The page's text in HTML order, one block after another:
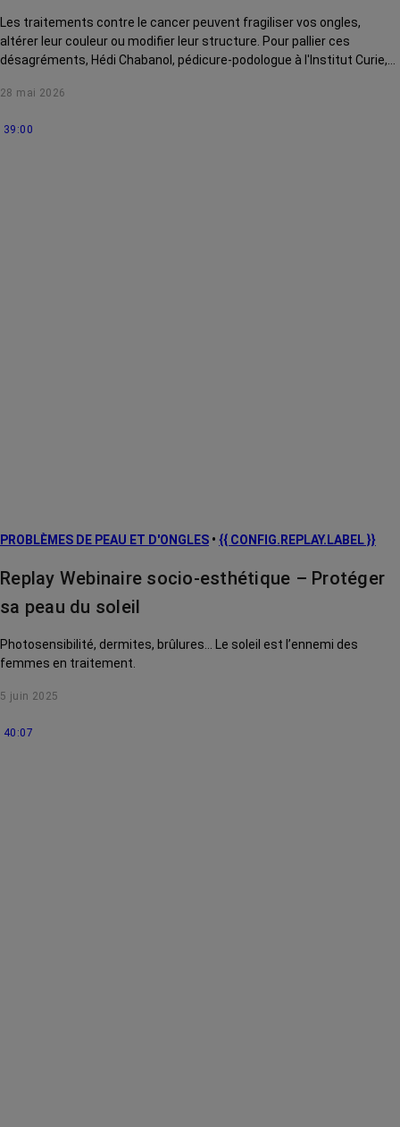
Les traitements contre le cancer peuvent fragiliser vos ongles,
altérer leur couleur ou modifier leur structure. Pour pallier ces
désagréments, Hédi Chabanol, pédicure-podologue à l'Institut Curie,
28 mai 2026
39:00
PROBLÈMES DE PEAU ET D'ONGLES • {{ CONFIG.REPLAY.LABEL }}
Replay Webinaire socio-esthétique – Protéger
sa peau du soleil
Photosensibilité, dermites, brûlures... Le soleil est l’ennemi des
femmes en traitement.
5 juin 2025
40:07